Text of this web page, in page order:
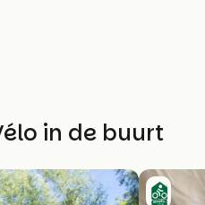
in de buurt